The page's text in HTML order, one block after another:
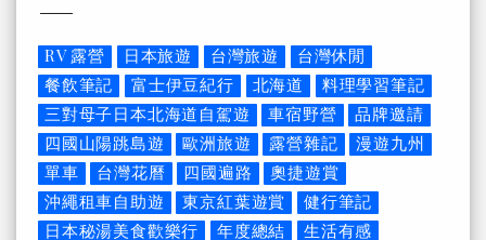
RV 露營 日本旅遊 台灣旅遊
台灣休閒
餐飲筆記
富士伊豆紀行 北海道
料理學習筆記
三對母子日本北海道自駕遊
車宿野營
品牌邀請
四國山陽跳島遊
歐洲旅遊 露營雜記
漫遊九州
單車
台灣花曆 四國遍路
奧捷遊賞
沖繩租車自助遊
東京紅葉遊賞
健行筆記
日本秘湯美食歡樂行
年度總結
生活有感